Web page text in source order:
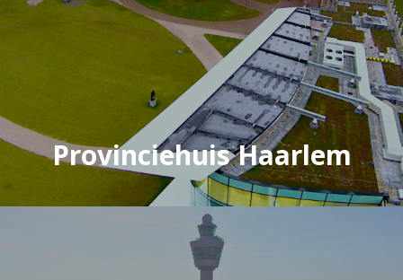
Provinciehuis Haarlem